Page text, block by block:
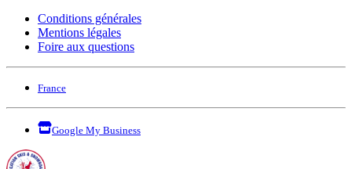
Conditions générales
Mentions légales
Foire aux questions
France
Google My Business